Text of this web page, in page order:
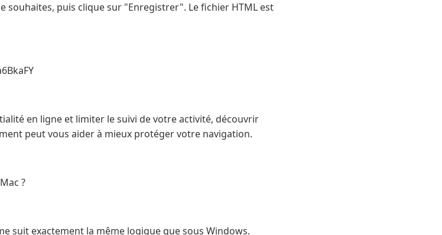
souhaites, puis clique sur "Enregistrer". Le fichier HTML est
en ligne et limiter le suivi de votre activité, découvrir
peut vous aider à mieux protéger votre navigation.
?
suit exactement la même logique que sous Windows.